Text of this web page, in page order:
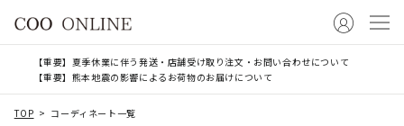
【重要】夏季休業に伴う発送・店舗受け取り注文・お問い合わせについて
【重要】熊本地震の影響によるお荷物のお届けについて
TOP コーディネート一覧